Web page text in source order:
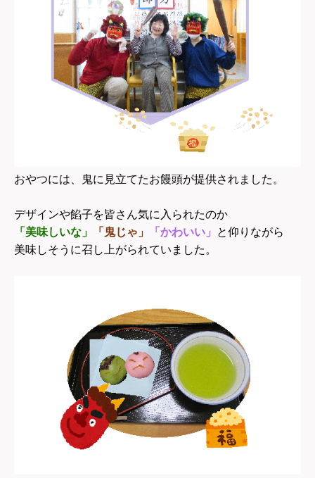
おやつには、鬼に見立てたお饅頭が提供されました。
デザインや餡子を皆さん気に入られたのか
「美味しいな」
「鬼じゃ」 「かわいい」
と仰りながら
美味しそうに召し上がられていました。